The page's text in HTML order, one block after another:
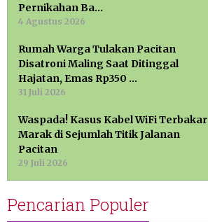
Pernikahan Ba…
4 Agustus 2026
Rumah Warga Tulakan Pacitan
Disatroni Maling Saat Ditinggal
Hajatan, Emas Rp350 …
31 Juli 2026
Waspada! Kasus Kabel WiFi Terbakar
Marak di Sejumlah Titik Jalanan
Pacitan
29 Juli 2026
Pencarian Populer